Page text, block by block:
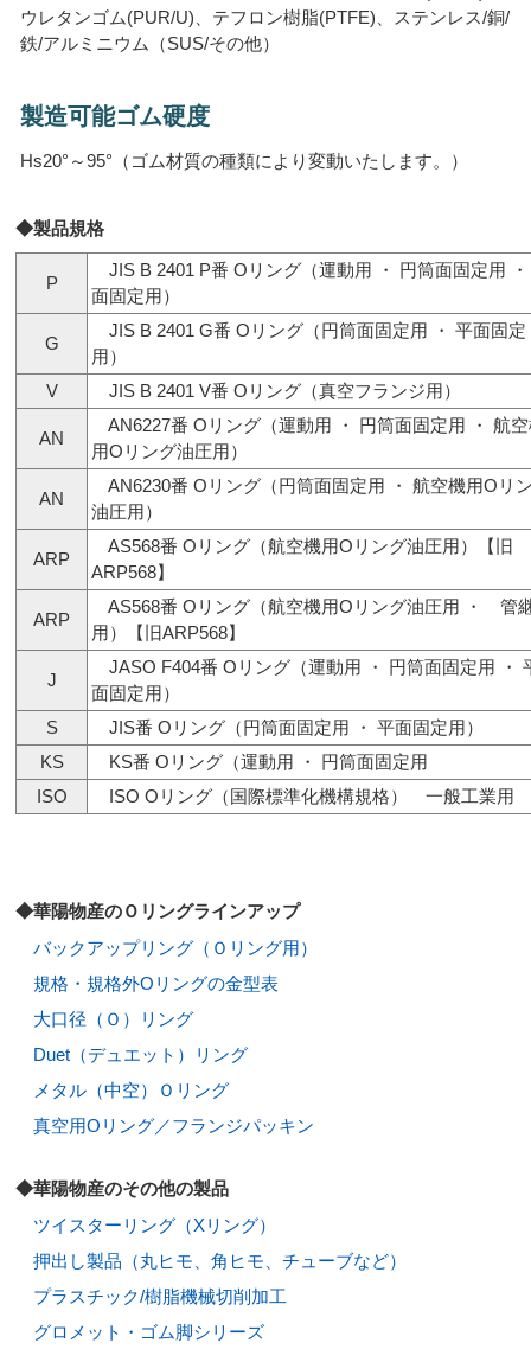
ウレタンゴム(PUR/U)、テフロン樹脂(PTFE)、ステンレス/銅/
鉄/アルミニウム（SUS/その他）
製造可能ゴム硬度
Hs20°～95°（ゴム材質の種類により変動いたします。）
◆製品規格
P
JIS B 2401 P番 Oリング（運動用 ・ 円筒面固定用
面固定用）
G
JIS B 2401 G番 Oリング（円筒面固定用 ・ 平面固定
用）
V
JIS B 2401 V番 Oリング（真空フランジ用）
AN
AN6227番 Oリング（運動用 ・ 円筒面固定用 ・ 航
用Οリング油圧用）
AN
AN6230番 Oリング（円筒面固定用 ・ 航空機用Οリ
油圧用）
ARP
AS568番 Oリング（航空機用Οリング油圧用）【旧
ARP568】
ARP
AS568番 Oリング（航空機用Οリング油圧用 ・ 管
用）【旧ARP568】
J
JASO F404番 Oリング（運動用 ・ 円筒面固定用 ・
面固定用）
S
JIS番 Oリング（円筒面固定用 ・ 平面固定用）
KS
KS番 Oリング（運動用 ・ 円筒面固定用
ISO
ISO Oリング（国際標準化機構規格） 一般工業用
◆華陽物産のＯリングラインアップ
バックアップリング（Ｏリング用）
規格・規格外Oリングの金型表
大口径（Ｏ）リング
Duet（デュエット）リング
メタル（中空）Ｏリング
真空用Oリング／フランジパッキン
◆華陽物産のその他の製品
ツイスターリング（Xリング）
押出し製品（丸ヒモ、角ヒモ、チューブなど）
プラスチック/樹脂機械切削加工
グロメット・ゴム脚シリーズ